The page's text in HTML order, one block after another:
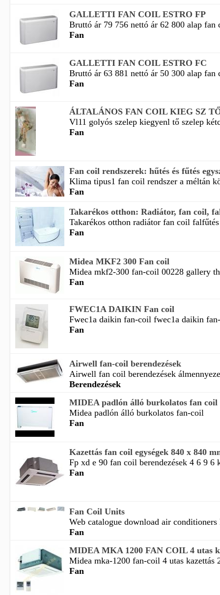
GALLETTI FAN COIL ESTRO FP
Bruttó ár 79 756 nettó ár 62 800 alap fan
Fan
GALLETTI FAN COIL ESTRO FC
Bruttó ár 63 881 nettó ár 50 300 alap fan
Fan
ÁLTALÁNOS FAN COIL KIEG SZ
Vl11 golyós szelep kiegyenl tő szelep
Fan
Fan coil rendszerek: hűtés és fűtés
Klima tipus1 fan coil rendszer a méltán
Fan
Takarékos otthon: Radiátor, fan coil,
Takarékos otthon radiátor fan coil
Fan
Midea MKF2 300 Fan coil
Midea mkf2-300 fan-coil 00228 gallery
Fan
FWEC1A DAIKIN Fan coil
Fwec1a daikin fan-coil fwec1a daikin
Fan
Airwell fan-coil berendezések
Airwell fan coil berendezések
Berendezések
MIDEA padlón álló burkolatos fan coil
Midea padlón álló burkolatos fan-coil
Fan
Kazettás fan coil egységek 840 x 840
Fp xd e 90 fan coil berendezések 4 6 9
Fan
Fan Coil Units
Web catalogue download air
Fan
MIDEA MKA 1200 FAN COIL 4 utas
Midea mka-1200 fan-coil 4 utas kazettás
Fan